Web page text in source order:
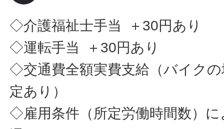
◇介護福祉士手当 ＋30円あり
◇運転手当 ＋30円あり
◇交通費全額実費支給（バイク
定あり）
◇雇用条件（所定労働時間数）